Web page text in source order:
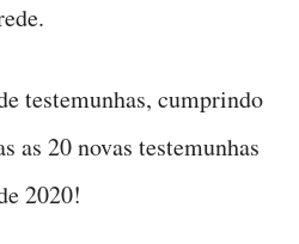
testemunhas, cumprindo
as 20 novas testemunhas
2020!